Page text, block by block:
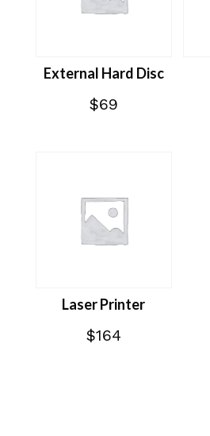
External Hard Disc
$69
Laser Printer
$164